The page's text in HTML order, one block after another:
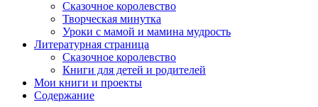
Сказочное королевство
Творческая минутка
Уроки с мамой и мамина мудрость
Литературная страница
Сказочное королевство
Книги для детей и родителей
Мои книги и проекты
Содержание